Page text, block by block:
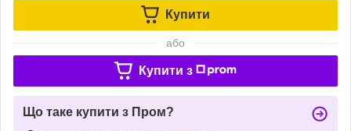
Купити
або
Купити з
Що таке купити з Пром?